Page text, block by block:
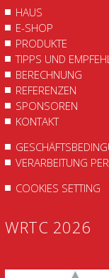
HAUS
E-SHOP
PRODUKTE
TIPPS UND
BERECHNUNG
REFERENZEN
SPONSOREN
KONTAKT
VERARBEITUNG
COOKIES SETTING
WRTC 2026